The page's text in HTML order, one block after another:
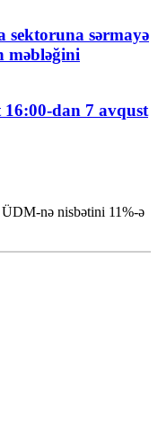
sektoruna sərmayə
məbləğini
16:00-dan 7 avqust
nə nisbətini 11%-ə